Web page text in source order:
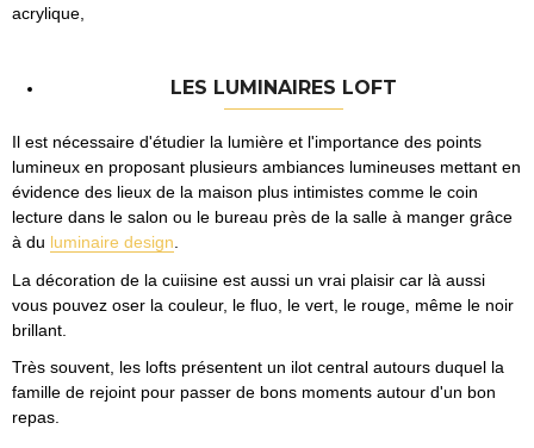
acrylique,
LES LUMINAIRES LOFT
Il est nécessaire d'étudier la lumière et l'importance des points
lumineux en proposant plusieurs ambiances lumineuses mettant en
évidence des lieux de la maison plus intimistes comme le coin
lecture dans le salon ou le bureau près de la salle à manger grâce
à du luminaire design
La décoration de la cuiisine est aussi un vrai plaisir car là aussi
vous pouvez oser la couleur, le fluo, le vert, le rouge, même le noir
brillant.
Très souvent, les lofts présentent un ilot central autours duquel la
famille de rejoint pour passer de bons moments autour d'un bon
repas.